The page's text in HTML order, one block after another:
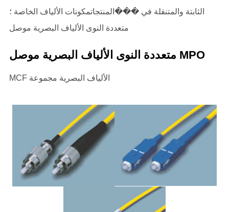
الثابتة والمتنقلة في ���المنتجاتمكونات الألياف الخاصة ؛
متعددة النوى الألياف البصرية موصل
متعددة النوى الألياف البصرية موصل MPO
MCF الألياف البصرية مجموعة